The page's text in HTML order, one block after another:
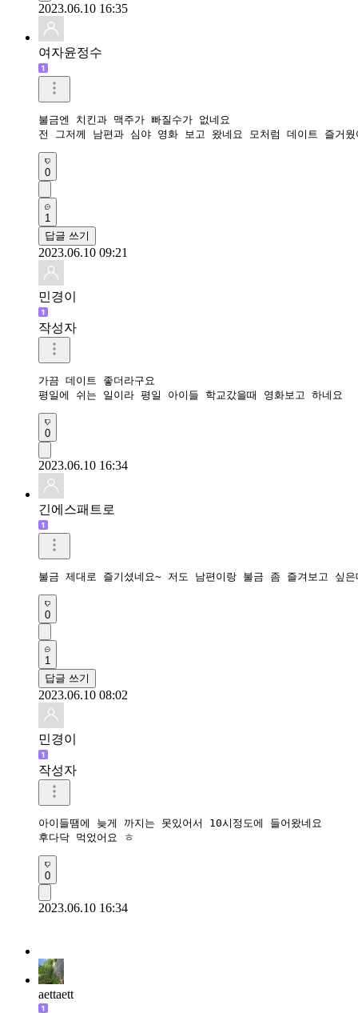
2023.06.10 16:35
여자윤정수
불금엔 치킨과 맥주가 빠질수가 없네요
전 그저께 남편과 심야 영화 보고 왔네요 모처럼 데이트 즐거웠
0
1
답글 쓰기
2023.06.10 09:21
민경이
작성자
가끔 데이트 좋더라구요
평일에 쉬는 일이라 평일 아이들 학교갔을때 영화보고 하네요
0
2023.06.10 16:34
긴에스패트로
불금 제대로 즐기셨네요~ 저도 남편이랑 불금 좀 즐겨보고 싶
0
1
답글 쓰기
2023.06.10 08:02
민경이
작성자
아이들땜에 늦게 까지는 못있어서 10시정도에 들어왔네요
후다닥 먹었어요 ㅎ
0
2023.06.10 16:34
aettaett